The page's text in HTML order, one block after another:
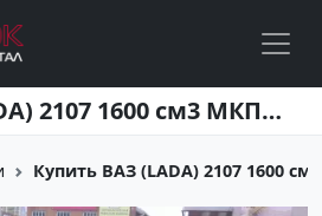
Купить ВАЗ (LADA) 2107 1600 см3 МКПП (73 л.с.) Бензиновый в станица Ленинградская: цвет зелёный металлик Седан 2010 года по цене 130000 рублей, объявление №2357 на сайте Авторынок23
Купить ВАЗ (LADA) 2107 1600